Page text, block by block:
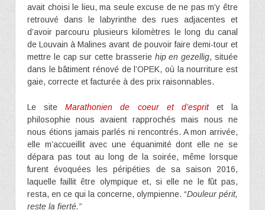
avait choisi le lieu, ma seule excuse de ne pas m’y être
retrouvé dans le labyrinthe des rues adjacentes et
d’avoir parcouru plusieurs kilomètres le long du canal
de Louvain à Malines avant de pouvoir faire demi-tour et
mettre le cap sur cette brasserie hip en gezellig, située
dans le bâtiment rénové de l’OPEK, où la nourriture est
gaie, correcte et facturée à des prix raisonnables.
Le siteMarathonien de coeur et d’espritet la
philosophie nous avaient rapprochés mais nous ne
nous étions jamais parlés ni rencontrés. A mon arrivée,
elle m’accueillit avec une équanimité dont elle ne se
dépara pas tout au long de la soirée, même lorsque
furent évoquées les péripéties de sa saison 2016,
laquelle faillit être olympique et, si elle ne le fût pas,
resta, en ce qui la concerne, olympienne. “Douleur périt,
reste la fierté.”